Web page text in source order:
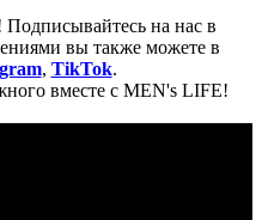
на нас в
вы также можете в
, TikTok.
вместе с MEN's LIFE!